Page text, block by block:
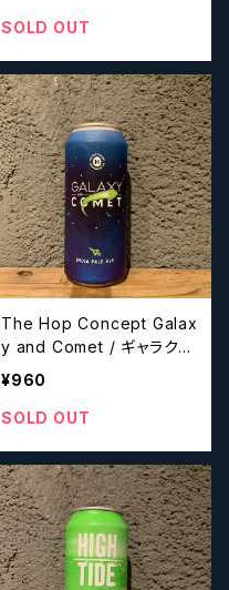
SOLD OUT
The Hop Concept Galax
y and Comet / ギャラクシ
ー & コメット【クラフトビー
¥960
SOLD OUT